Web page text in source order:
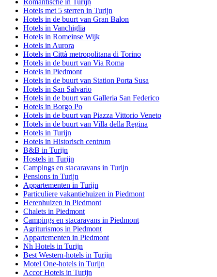
Hotels met 5 sterren in Turijn
Hotels in de buurt van Gran Balon
Hotels in Vanchiglia
Hotels in Romeinse Wijk
Hotels in Aurora
Hotels in Città metropolitana di Torino
Hotels in de buurt van Via Roma
Hotels in Piedmont
Hotels in de buurt van Station Porta Susa
Hotels in San Salvario
Hotels in de buurt van Galleria San Federico
Hotels in Borgo Po
Hotels in de buurt van Piazza Vittorio Veneto
Hotels in de buurt van Villa della Regina
Hotels in Turijn
Hotels in Historisch centrum
B&B in Turijn
Hostels in Turijn
Campings en stacaravans in Turijn
Pensions in Turijn
Appartementen in Turijn
Particuliere vakantiehuizen in Piedmont
Herenhuizen in Piedmont
Chalets in Piedmont
Campings en stacaravans in Piedmont
Agriturismos in Piedmont
Appartementen in Piedmont
Nh Hotels in Turijn
Best Western-hotels in Turijn
Motel One-hotels in Turijn
Accor Hotels in Turijn